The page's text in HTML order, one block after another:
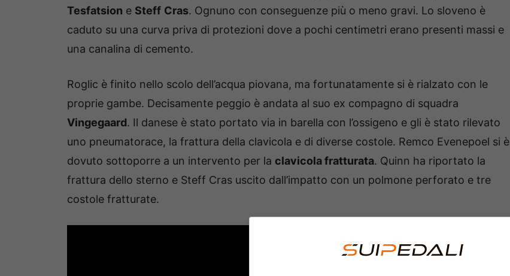
Tesfatsion e Steff Cras. Ognuno con conseguenze più o meno gravi. Lo sloveno è
caduto su una curva priva di protezioni dove a pochi centimetri erano presenti massi e
una canalina di cemento.
Roglic è finito nello scolo dell’acqua piovana, ma fortunatamente si è rialzato con le
proprie gambe. Decisamente peggio è andata al suo ex compagno di squadra
Vingegaard. Il danese è stato portato via in barella con l’ossigeno e gli è stato rilevato
uno pneumatorace, la frattura della clavicola e di diverse costole. Remco Evenepoel si è
dovuto sottoporre a un intervento per la clavicola fratturata. Quinn ha riportato la
frattura dello sterno e Steff Cras uscito dall’impatto con un polmone perforato e tre
costole fratturate.